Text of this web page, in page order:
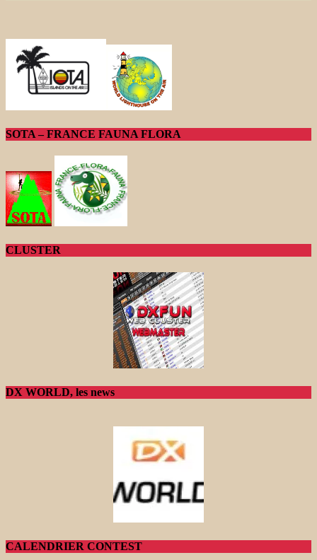
SOTA – FRANCE FAUNA FLORA
CLUSTER
DX WORLD, les news
CALENDRIER CONTEST